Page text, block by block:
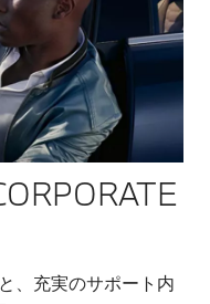
、充実のサポート内